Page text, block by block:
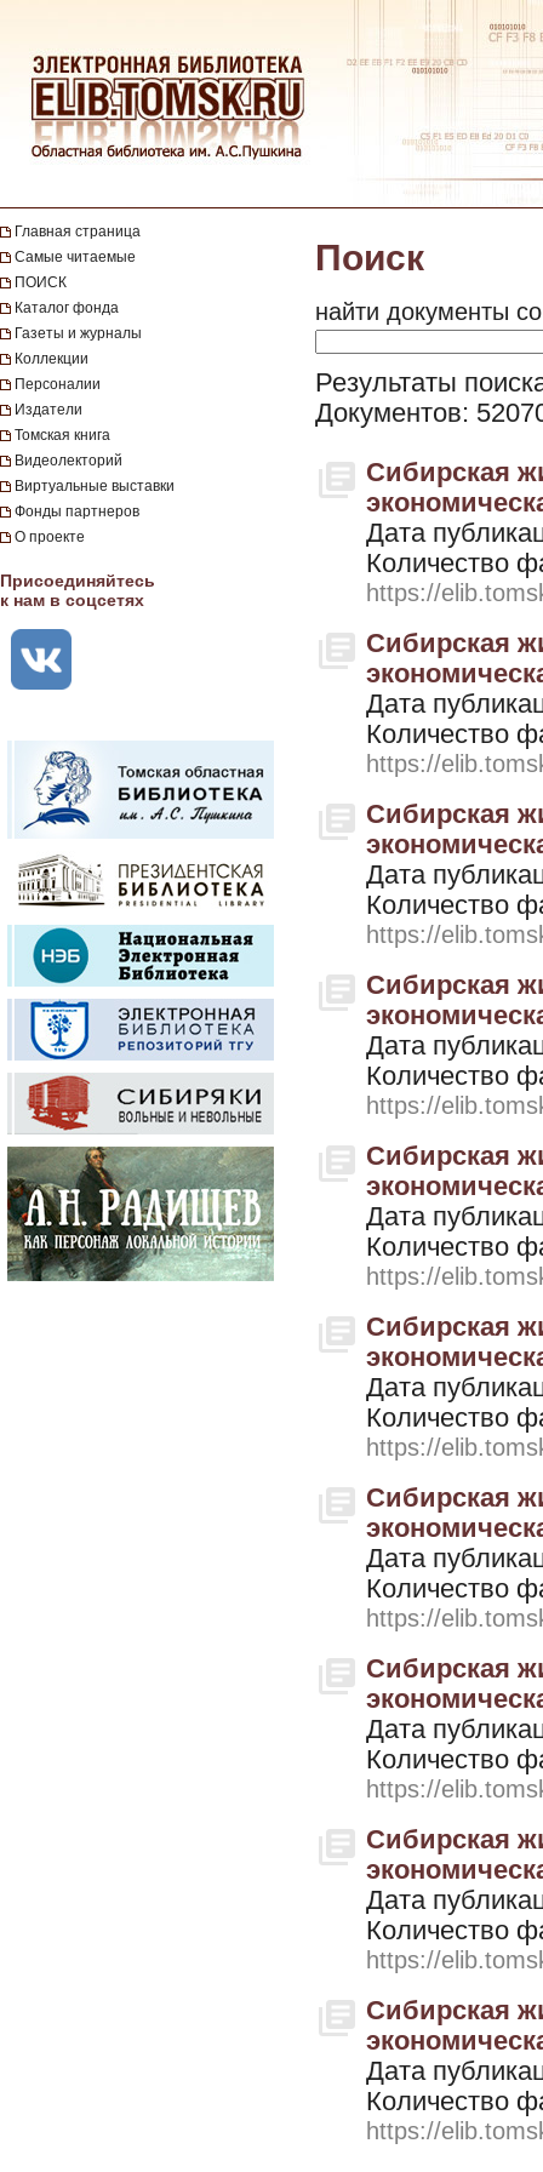
Главная страница
Самые читаемые
ПОИСК
Каталог фонда
Газеты и журналы
Коллекции
Персоналии
Издатели
Томская книга
Видеолекторий
Виртуальные выставки
Фонды партнеров
О проекте
Присоединяйтесь
к нам в соцсетях
Поиск
найти документы
Результаты
Документов:
Сибирская
Дата
Количество
https://
Сибирская
Дата
Количество
https://
Сибирская
Дата
Количество
https://
Сибирская
Дата
Количество
https://
Сибирская
Дата
Количество
https://
Сибирская
Дата
Количество
https://
Сибирская
Дата
Количество
https://
Сибирская
Дата
Количество
https://
Сибирская
Дата
Количество
https://
Сибирская
Дата
Количество
https://